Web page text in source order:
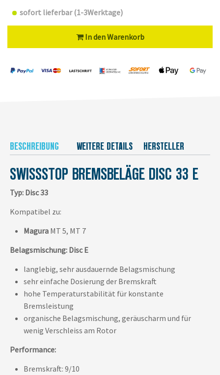
sofort lieferbar (1-3Werktage)
In den Warenkorb
BESCHREIBUNG WEITERE DETAILS HERSTELLER
SWISSSTOP BREMSBELÄGE DISC 33 E
Typ: Disc 33
Kompatibel zu:
Magura MT 5, MT 7
Belagsmischung: Disc E
langlebig, sehr ausdauernde Belagsmischung
sehr einfache Dosierung der Bremskraft
hohe Temperaturstabilität für konstante
Bremsleistung
organische Belagsmischung, geräuscharm und für
wenig Verschleiss am Rotor
Performance:
Bremskraft: 9/10